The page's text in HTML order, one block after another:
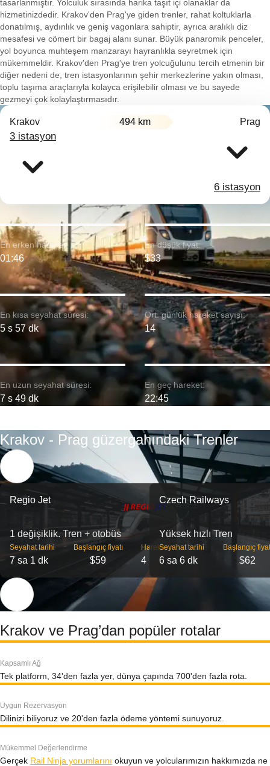
tasarlanmıştır. Yolculuk sırasında harika taşıt içi olanaklar da
hizmetinizdedir. Krakov'den Prag'ye giden trenler, rahat koltuklarla
donatılmış, aydınlık ve geniş vagonlara sahiptir, ayrıca aralıklı diz
mesafesi ve cömert bir bagaj alanı sunar. Büyük panaromik penceler,
yol boyunca muhteşem manzarayı hayranlıkla seyretmek için
mükemmeldir. Krakov'den Prag'ye tren yolcuğulunu tercih etmenin bir
diğer nedeni de, tren istasyonlarının şehir merkezlerine yakın olması,
toplu taşıma araçlarıyla kolayca erişilebilir olması ve bu sayede
gezmeyi çok kolaylaştırmasıdır.
Krakov 494 km Prag
3 istasyon
6 istasyon
En kısa seyahat süresi:
5 s 57 dk
En erken hareket:
01:46
En uzun seyahat süresi:
7 s 49 dk
En düşük fiyat:
$33
Ort. günlük hareket sayısı:
14
En geç hareket:
22:45
Krakov - Prag güzergahındaki Trenler
Regio Jet
1 değişiklik. Tren + otobüs
Seyahat tarihi
7 sa 1 dk
Başlangıç ​​fiyatı
$59
Hareket
4
Czech Railways
Yüksek hızlı Tren
Seyahat tarihi
6 sa 6 dk
Başlangıç
$62
Krakov ve Prag’dan popüler rotalar
Kapsamlı Ağ
Tek platform, 34'den fazla yer, dünya çapında 700'den fazla rota.
Uygun Rezervasyon
Dilinizi biliyoruz ve 20'den fazla ödeme yöntemi sunuyoruz.
Mükemmel Değerlendirme
Gerçek Rail Ninja yorumlarını okuyun ve yolcularımızın hakkımızda ne